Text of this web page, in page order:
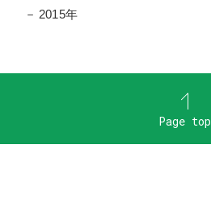
2015年
Page top